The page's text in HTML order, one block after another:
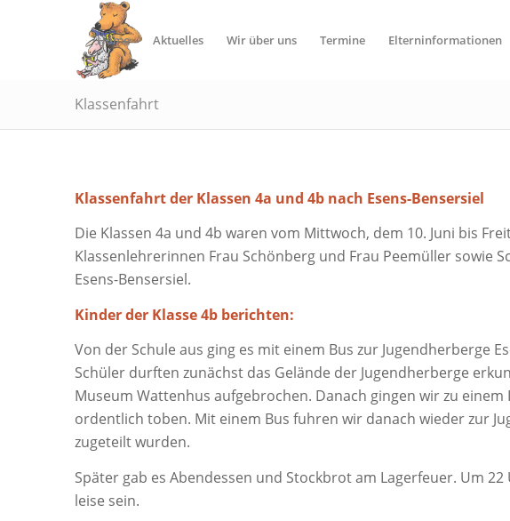
Home Aktuelles Wir über uns Termine Elterninformationen
Klassenfahrt
Klassenfahrt der Klassen 4a und 4b nach Esens-Bensersiel
Die Klassen 4a und 4b waren vom Mittwoch, dem 10. Juni bis
Klassenlehrerinnen Frau Schönberg und Frau Peemüller sowie
Esens-Bensersiel.
Kinder der Klasse 4b berichten:
Von der Schule aus ging es mit einem Bus zur Jugendherberge
Schüler durften zunächst das Gelände der Jugendherberge
Museum Wattenhus aufgebrochen. Danach gingen wir zu
ordentlich toben. Mit einem Bus fuhren wir danach wieder zur
zugeteilt wurden.
Später gab es Abendessen und Stockbrot am Lagerfeuer. Um
leise sein.